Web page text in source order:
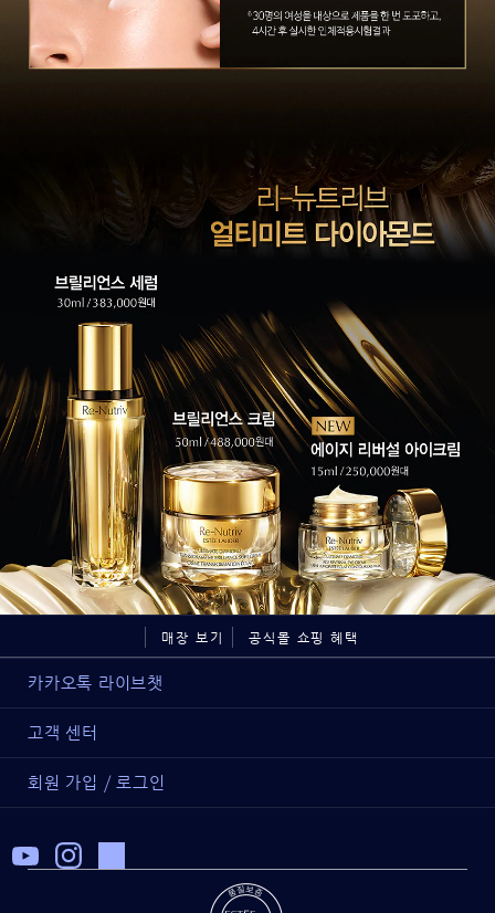
매장 보기 공식몰 쇼핑 혜택
카카오톡 라이브챗
고객 센터
회원 가입 / 로그인